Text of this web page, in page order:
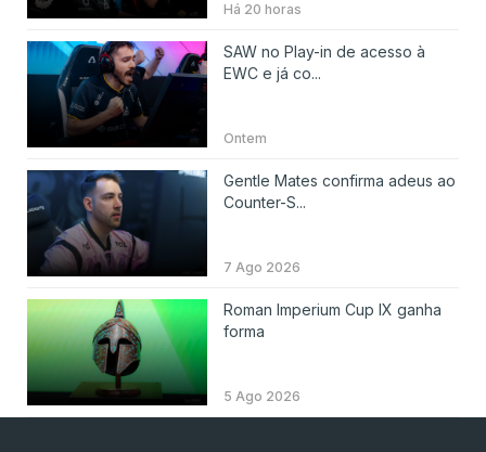
Há 20 horas
SAW no Play-in de acesso à
EWC e já co...
Ontem
Gentle Mates confirma adeus ao
Counter-S...
7 Ago 2026
Roman Imperium Cup IX ganha
forma
5 Ago 2026